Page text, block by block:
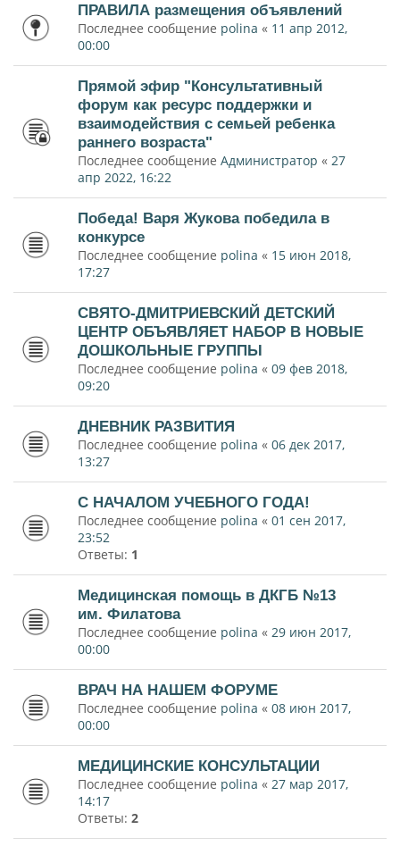
ПРАВИЛА размещения объявлений
Последнее сообщение polina « 11 апр 2012,
00:00
Прямой эфир "Консультативный
форум как ресурс поддержки и
взаимодействия с семьей ребенка
раннего возраста"
Последнее сообщение Администратор « 27
апр 2022, 16:22
Победа! Варя Жукова победила в
конкурсе
Последнее сообщение polina « 15 июн 2018,
17:27
СВЯТО-ДМИТРИЕВСКИЙ ДЕТСКИЙ
ЦЕНТР ОБЪЯВЛЯЕТ НАБОР В НОВЫЕ
ДОШКОЛЬНЫЕ ГРУППЫ
Последнее сообщение polina « 09 фев 2018,
09:20
ДНЕВНИК РАЗВИТИЯ
Последнее сообщение polina « 06 дек 2017,
13:27
С НАЧАЛОМ УЧЕБНОГО ГОДА!
Последнее сообщение polina « 01 сен 2017,
23:52
Ответы: 1
Медицинская помощь в ДКГБ №13
им. Филатова
Последнее сообщение polina « 29 июн 2017,
00:00
ВРАЧ НА НАШЕМ ФОРУМЕ
Последнее сообщение polina « 08 июн 2017,
00:00
МЕДИЦИНСКИЕ КОНСУЛЬТАЦИИ
Последнее сообщение polina « 27 мар 2017,
14:17
Ответы: 2